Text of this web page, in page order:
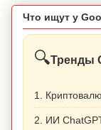
Что ищут у
🔍Тренды
1.
2. ИИ